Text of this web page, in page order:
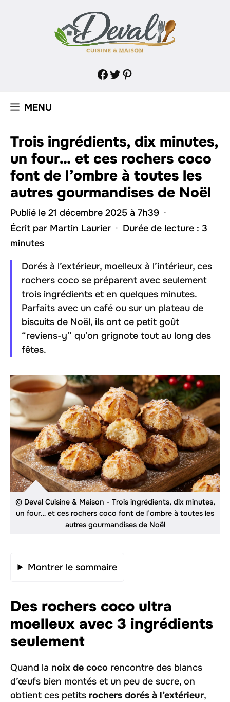
Facebook
Twitter
Pinterest
MENU
Trois ingrédients, dix minutes,
un four… et ces rochers coco
font de l’ombre à toutes les
autres gourmandises de Noël
Publié le 21 décembre 2025 à 7h39 ·
Écrit par Martin Laurier · Durée de lecture : 3
minutes
Dorés à l’extérieur, moelleux à l’intérieur, ces
rochers coco se préparent avec seulement
trois ingrédients et en quelques minutes.
Parfaits avec un café ou sur un plateau de
biscuits de Noël, ils ont ce petit goût
“reviens-y” qu’on grignote tout au long des
fêtes.
© Deval Cuisine & Maison - Trois ingrédients, dix minutes,
un four… et ces rochers coco font de l’ombre à toutes les
autres gourmandises de Noël
Montrer le sommaire
Des rochers coco ultra
moelleux avec 3 ingrédients
seulement
Quand la noix de coco rencontre des blancs
d’œufs bien montés et un peu de sucre, on
obtient ces petits rochers dorés à l’extérieur,